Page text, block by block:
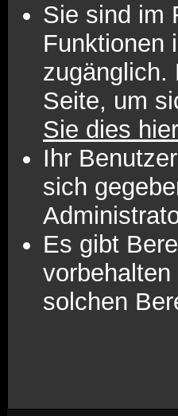
Sie sind im
Funktionen
zugänglich.
Seite, um
Sie dies
Ihr
sich
Es gibt
solchen